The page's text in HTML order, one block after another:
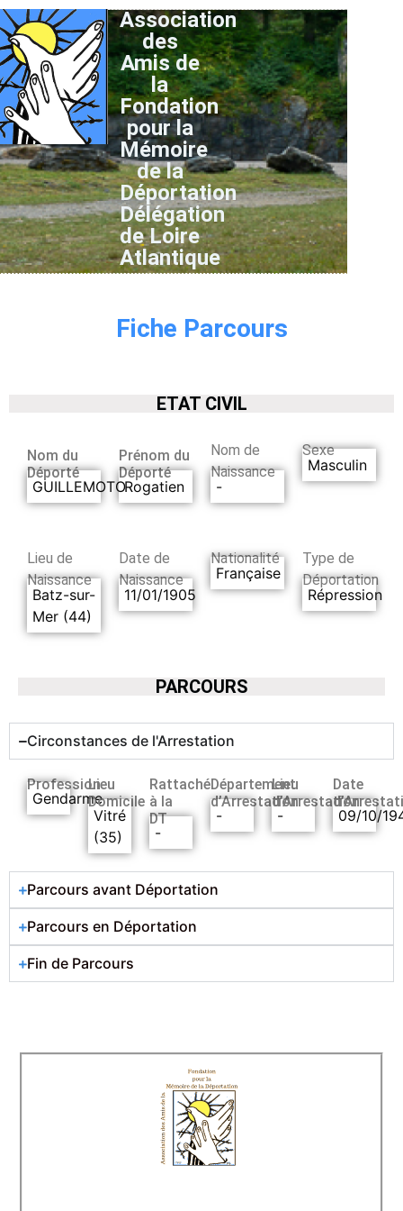
Association
des
Amis de
la
Fondation
pour la
Mémoire
de la
Déportation
Délégation
de Loire
Atlantique
Fiche Parcours
ETAT CIVIL
Nom du
Déporté
GUILLEMOTO
Prénom du
Déporté
Rogatien
Nom de
Naissance
-
Sexe
Masculin
Lieu de
Naissance
Batz-sur-
Mer (44)
Date de
Naissance
11/01/1905
Nationalité
Française
Type de
Déportation
Répression
PARCOURS
Circonstances de l'Arrestation
Profession
Gendarme
Lieu
Domicile
Vitré
(35)
Rattaché
à la
DT
-
Département
d’Arrestation
-
Lieu
d’Arrestation
-
Date
09/10/
Parcours avant Déportation
Parcours en Déportation
Fin de Parcours